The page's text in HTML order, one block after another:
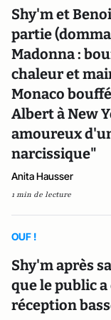
Shy'm et
partie
Madonna :
chaleur et
Monaco
Albert à New
amoureux
narcissique"
Anita Hausser
1 min de lecture
OUF !
Shy'm après
que le public a
réception